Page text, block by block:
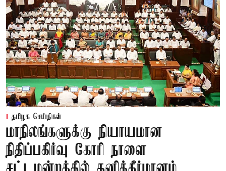
தமிழக செய்திகள்
மாநிலங்களுக்கு நியாயமான
நிதிப்பகிர்வு கோரி நாளை